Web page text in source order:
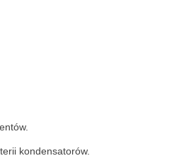
kondensatorów.